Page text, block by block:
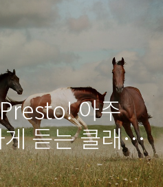
아주
듣는 클래식